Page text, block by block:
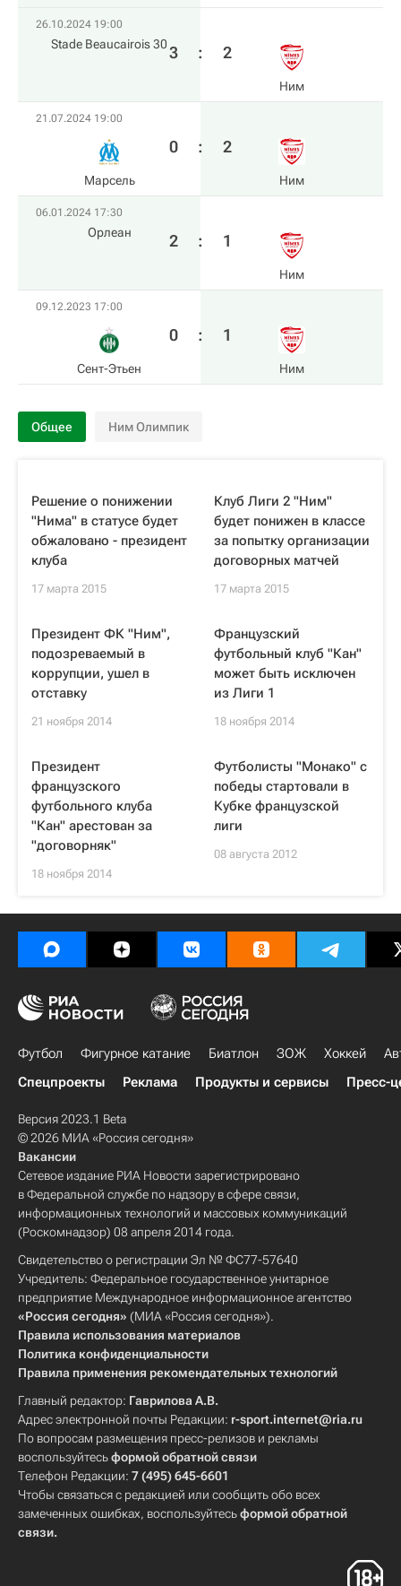
26.10.2024 19:00
Stade Beaucairois 303 : 2
Ним
21.07.2024 19:00
Марсель
0 : 2
Ним
06.01.2024 17:30
Орлеан 2 : 1
Ним
09.12.2023 17:00
Сент-Этьен
0 : 1
Ним
Общее Ним Олимпик
Решение о понижении
"Нима" в статусе будет
обжаловано - президент
клуба
17 марта 2015
Клуб Лиги 2 "Ним"
будет понижен в классе
за попытку организации
договорных матчей
17 марта 2015
Президент ФК "Ним",
подозреваемый в
коррупции, ушел в
отставку
21 ноября 2014
Французский
футбольный клуб "Кан"
может быть исключен
из Лиги 1
18 ноября 2014
Президент
французского
футбольного клуба
"Кан" арестован за
"договорняк"
18 ноября 2014
Футболисты "Монако" с
победы стартовали в
Кубке французской
лиги
08 августа 2012
Футбол Фигурное катание Биатлон ЗОЖ Хоккей
Спецпроекты
Реклама Продукты и сервисы Пресс-
Версия 2023.1 Beta
© 2026 МИА «Россия сегодня»
Вакансии
Сетевое издание РИА Новости зарегистрировано
в Федеральной службе по надзору в сфере связи,
информационных технологий и массовых коммуникаций
(Роскомнадзор) 08 апреля 2014 года.
Свидетельство о регистрации Эл № ФС77-57640
Учредитель: Федеральное государственное унитарное
предприятие Международное информационное агентство
«Россия сегодня» (МИА «Россия сегодня»).
Правила использования материалов
Политика конфиденциальности
Правила применения рекомендательных технологий
Главный редактор: Гаврилова А.В.
Адрес электронной почты Редакции: r-sport.internet@ria.ru
По вопросам размещения пресс-релизов и рекламы
воспользуйтесьформой обратной связи
Телефон Редакции: 7 (495) 645-6601
Чтобы связаться с редакцией или сообщить обо всех
замеченных ошибках, воспользуйтесьформой обратной
связи.